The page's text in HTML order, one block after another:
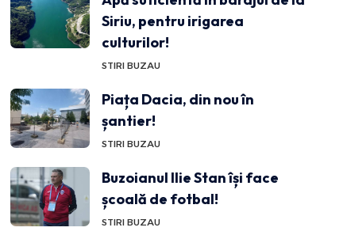
Siriu, pentru irigarea
culturilor!
STIRI BUZAU
Piața Dacia, din nou în
șantier!
STIRI BUZAU
Buzoianul Ilie Stan își face
școală de fotbal!
STIRI BUZAU